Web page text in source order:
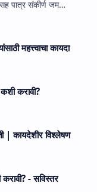
उपकरांसह पात्र संकीर्ण जम…
महत्त्वाचा कायदा
करावी?
| कायदेशीर विश्लेषण
- सविस्तर